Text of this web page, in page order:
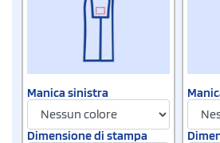
Manica sinistra
Dimensione di stampa